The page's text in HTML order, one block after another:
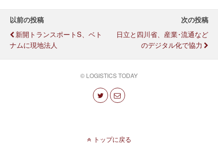
以前の投稿
新開トランスポートS、ベト
ナムに現地法人
次の投稿
日立と四川省、産業･流通など
のデジタル化で協力
© LOGISTICS TODAY
トップに戻る